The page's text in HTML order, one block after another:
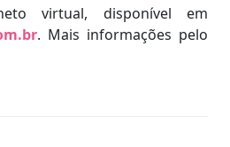
virtual, disponível em
. Mais informações pelo